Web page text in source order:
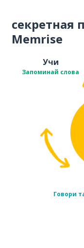
секретная
Memrise
Учи
Запоминай слова
Говори